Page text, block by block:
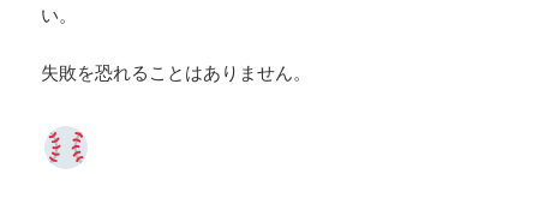
い。
失敗を恐れることはありません。